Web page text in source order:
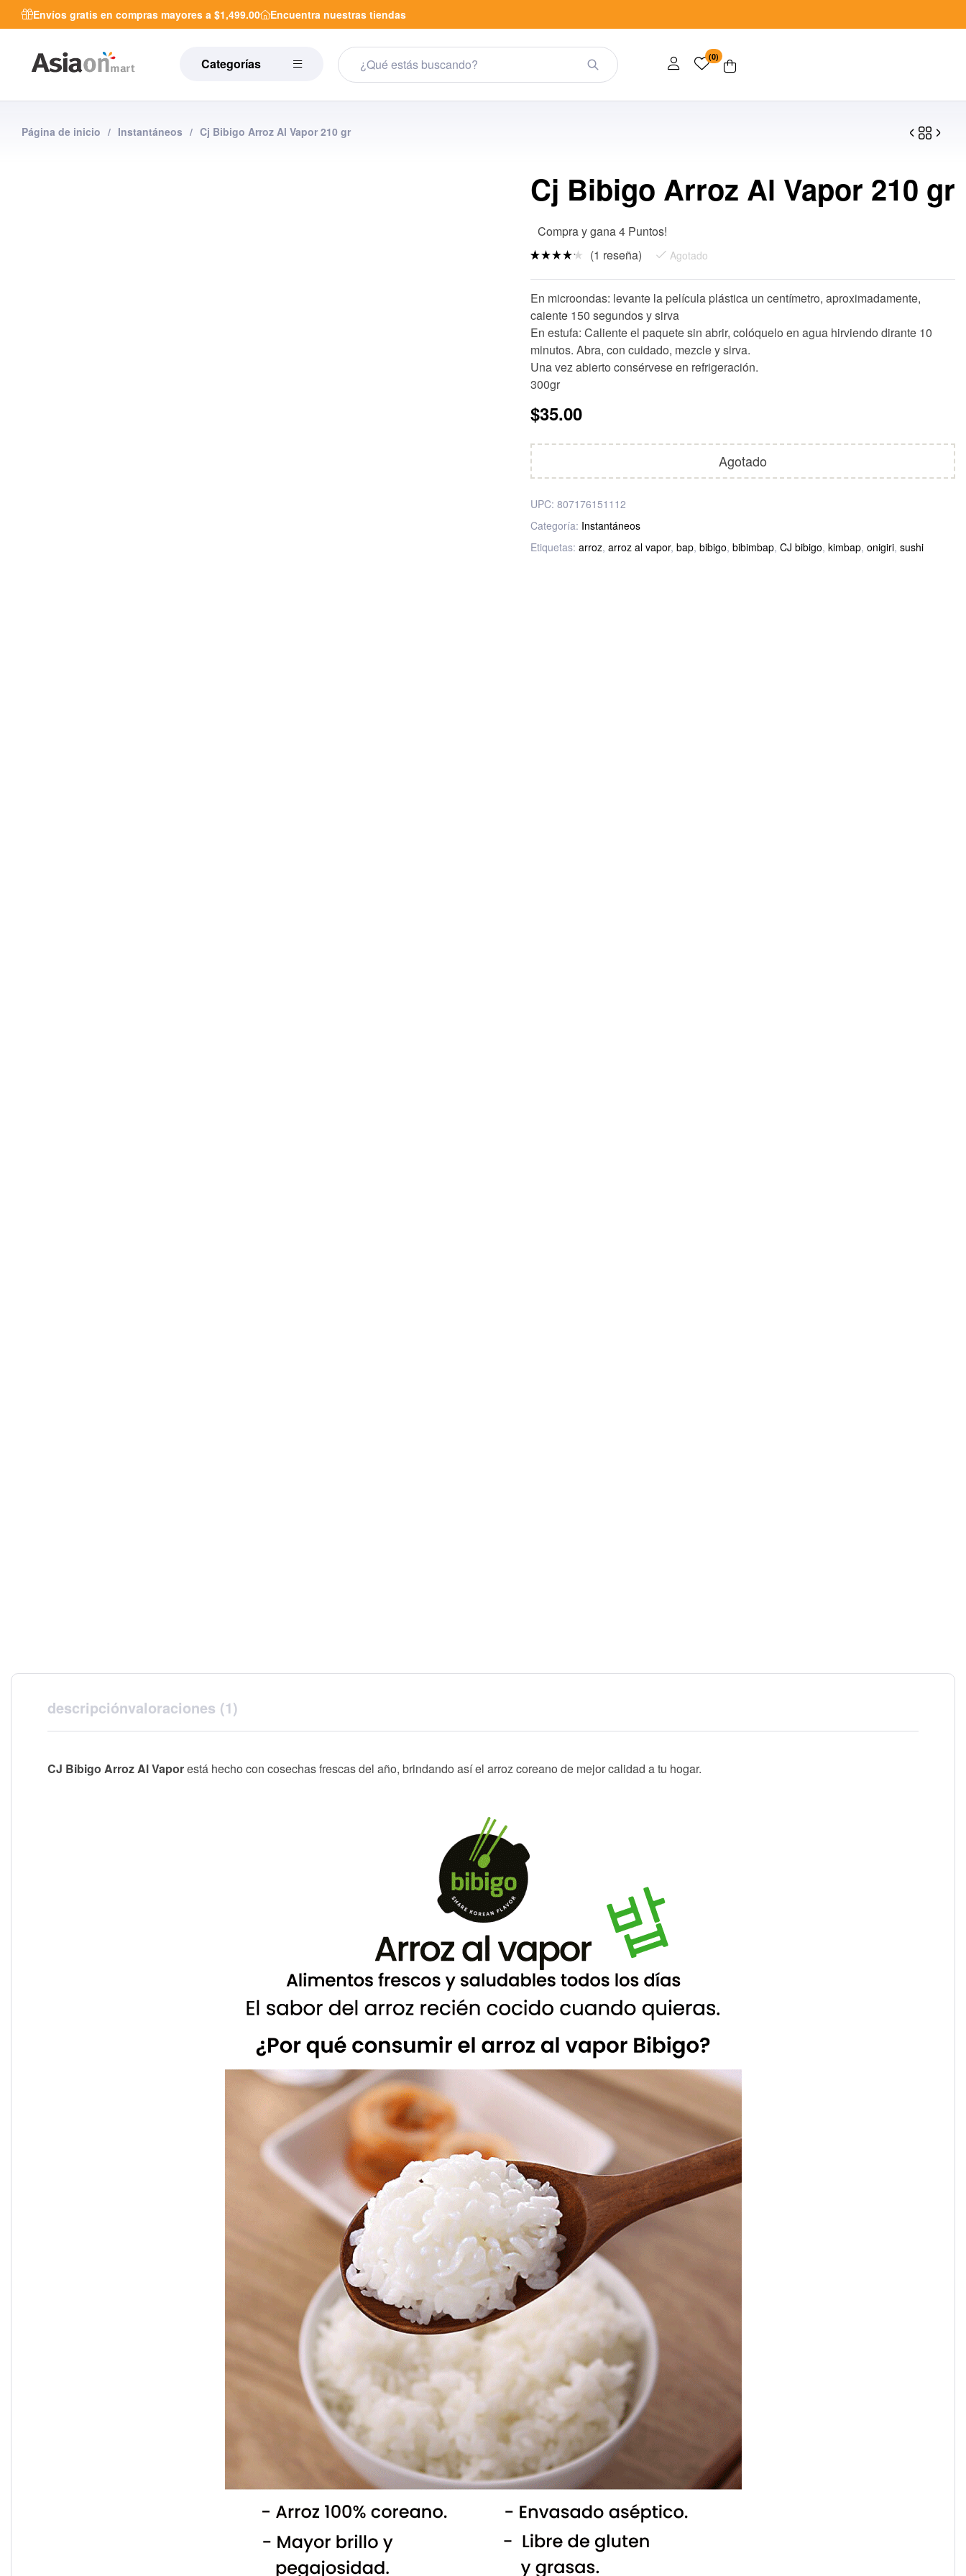
Envíos gratis en compras mayores a $1,499.00 Encuentra nuestras tiendas
Categorías (0)
Página de inicio / Instantáneos / Cj Bibigo Arroz Al Vapor 210 gr
$185.00
$32.00
Cj Bibigo Arroz Al Vapor 210 gr
Compra y gana 4 Puntos!
o4.00
basado
puntuac
ión de
cliente
(1 reseña) Agotado
En microondas: levante la película plástica un centímetro, aproximadamente,
caiente 150 segundos y sirva
En estufa: Caliente el paquete sin abrir, colóquelo en agua hirviendo dirante 10
minutos. Abra, con cuidado, mezcle y sirva.
Una vez abierto consérvese en refrigeración.
300gr
$35.00
Agotado
UPC: 807176151112
Categoría: Instantáneos
Etiquetas: arroz, arroz al vapor, bap, bibigo, bibimbap, CJ bibigo, kimbap, onigiri, sushi
descripciónvaloraciones (1)
CJ Bibigo Arroz Al Vaporestá hecho con cosechas frescas del año, brindando así el arroz coreano de mejor calidad a tu hogar.